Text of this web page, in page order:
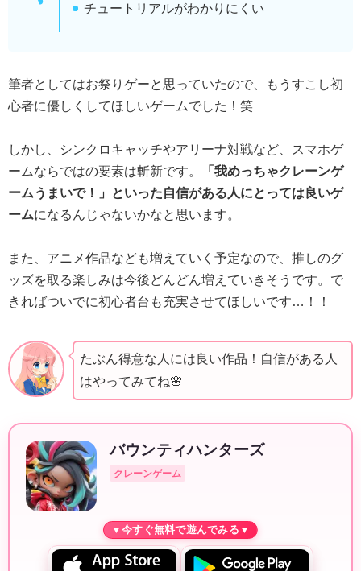
チュートリアルがわかりにくい
筆者としてはお祭りゲーと思っていたので、もうすこし初
心者に優しくしてほしいゲームでした！笑
しかし、シンクロキャッチやアリーナ対戦など、スマホゲ
ームならではの要素は斬新です。
「我めっちゃクレーンゲ
ームうまいで！」といった自信がある人にとっては良いゲ
ームになるんじゃないかなと思います。
また、アニメ作品なども増えていく予定なので、推しのグ
ッズを取る楽しみは今後どんどん増えていきそうです。で
きればついでに初心者台も充実させてほしいです…！！
たぶん得意な人には良い作品！自信がある人
はやってみてね🌸
バウンティハンターズ
クレーンゲーム